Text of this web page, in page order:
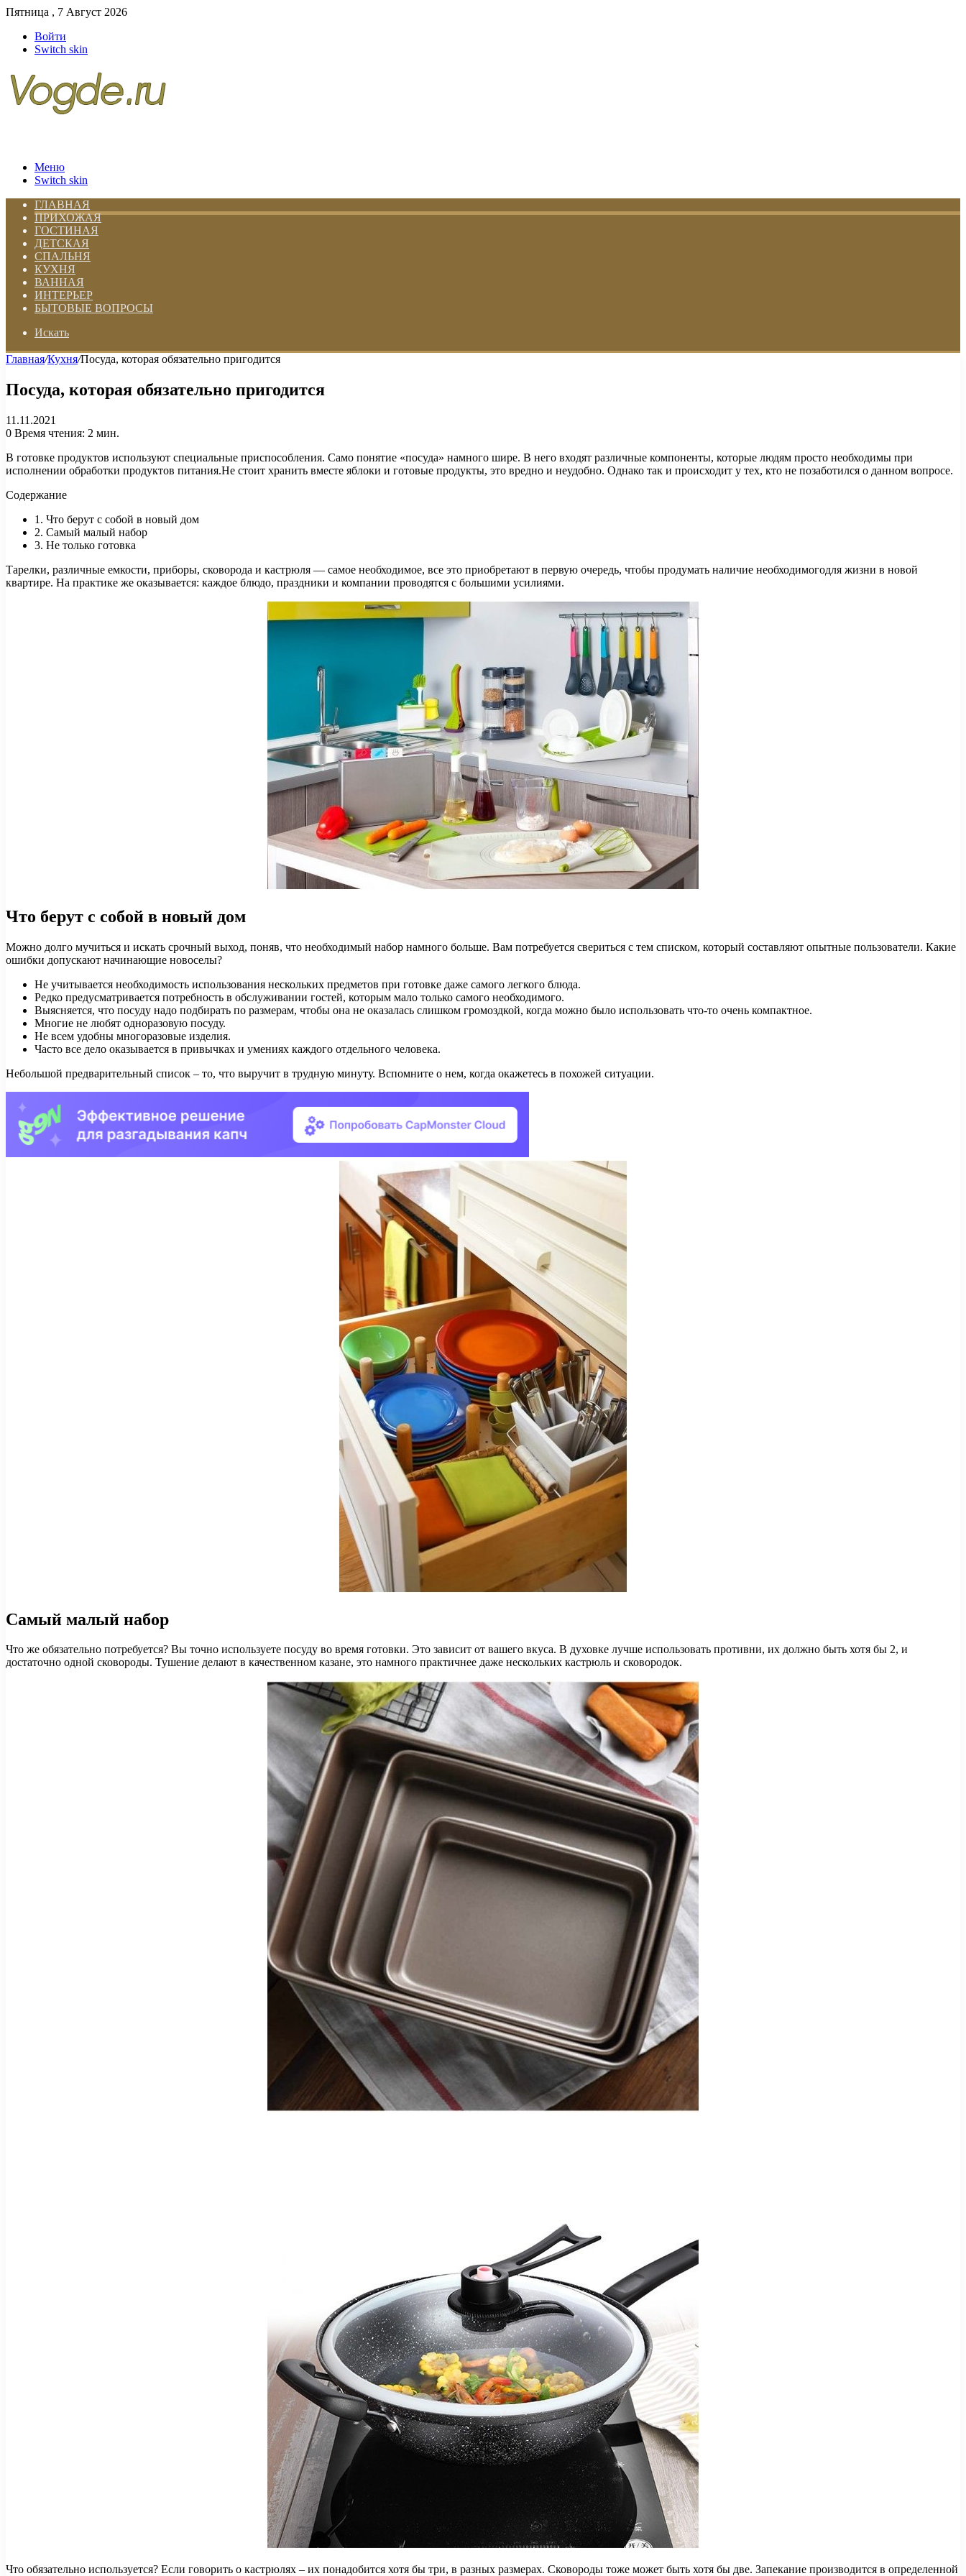
Пятница , 7 Август 2026
Войти
Switch skin
Меню
Switch skin
ГЛАВНАЯ
ПРИХОЖАЯ
ГОСТИНАЯ
ДЕТСКАЯ
СПАЛЬНЯ
КУХНЯ
ВАННАЯ
ИНТЕРЬЕР
БЫТОВЫЕ ВОПРОСЫ
Искать
Главная/Кухня/Посуда, которая обязательно пригодится
Посуда, которая обязательно пригодится
11.11.2021
0 Время чтения: 2 мин.
В готовке продуктов используют специальные приспособления. Само понятие «посуда» намного шире. В него входят различные компоненты, которые людям просто необходимы при
исполнении обработки продуктов питания.Не стоит хранить вместе яблоки и готовые продукты, это вредно и неудобно. Однако так и происходит у тех, кто не позаботился о данном вопросе.
Содержание
1. Что берут с собой в новый дом
2. Самый малый набор
3. Не только готовка
Тарелки, различные емкости, приборы, сковорода и кастрюля — самое необходимое, все это приобретают в первую очередь, чтобы продумать наличие необходимогодля жизни в новой
квартире. На практике же оказывается: каждое блюдо, праздники и компании проводятся с большими усилиями.
Что берут с собой в новый дом
Можно долго мучиться и искать срочный выход, поняв, что необходимый набор намного больше. Вам потребуется свериться с тем списком, который составляют опытные пользователи. Какие
ошибки допускают начинающие новоселы?
Не учитывается необходимость использования нескольких предметов при готовке даже самого легкого блюда.
Редко предусматривается потребность в обслуживании гостей, которым мало только самого необходимого.
Выясняется, что посуду надо подбирать по размерам, чтобы она не оказалась слишком громоздкой, когда можно было использовать что-то очень компактное.
Многие не любят одноразовую посуду.
Не всем удобны многоразовые изделия.
Часто все дело оказывается в привычках и умениях каждого отдельного человека.
Небольшой предварительный список – то, что выручит в трудную минуту. Вспомните о нем, когда окажетесь в похожей ситуации.
Самый малый набор
Что же обязательно потребуется? Вы точно используете посуду во время готовки. Это зависит от вашего вкуса. В духовке лучше использовать противни, их должно быть хотя бы 2, и
достаточно одной сковороды. Тушение делают в качественном казане, это намного практичнее даже нескольких кастрюль и сковородок.
Что обязательно используется? Если говорить о кастрюлях – их понадобится хотя бы три, в разных размерах. Сковороды тоже может быть хотя бы две. Запекание производится в определенной